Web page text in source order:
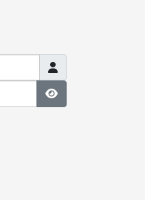
Afficher le mot